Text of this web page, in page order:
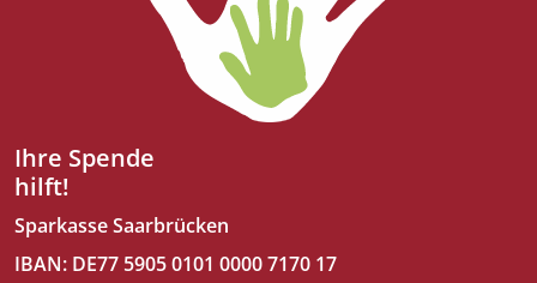
Ihre Spende
hilft!
Sparkasse Saarbrücken
IBAN: DE77 5905 0101 0000 7170 17